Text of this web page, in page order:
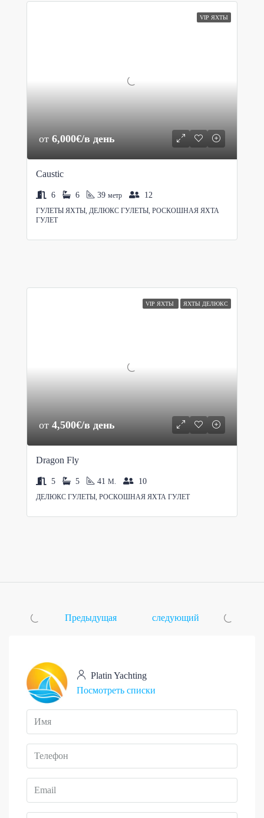
VIP ЯХТЫ
от 6,000€/в день
Caustic
6 6 39 метр 12
ГУЛЕТЫ ЯХТЫ, ДЕЛЮКС ГУЛЕТЫ, РОСКОШНАЯ ЯХТА
ГУЛЕТ
VIP ЯХТЫ ЯХТЫ ДЕЛЮКС
от 4,500€/в день
Dragon Fly
5 5 41 M. 10
ДЕЛЮКС ГУЛЕТЫ, РОСКОШНАЯ ЯХТА ГУЛЕТ
Предыдущая следующий
Platin Yachting
Посмотреть списки